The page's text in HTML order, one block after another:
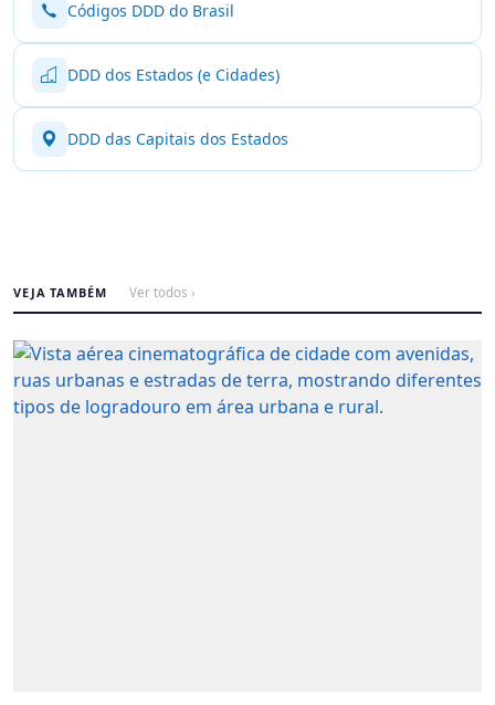
Códigos DDD do Brasil
DDD dos Estados (e Cidades)
DDD das Capitais dos Estados
VEJA TAMBÉM Ver todos ›